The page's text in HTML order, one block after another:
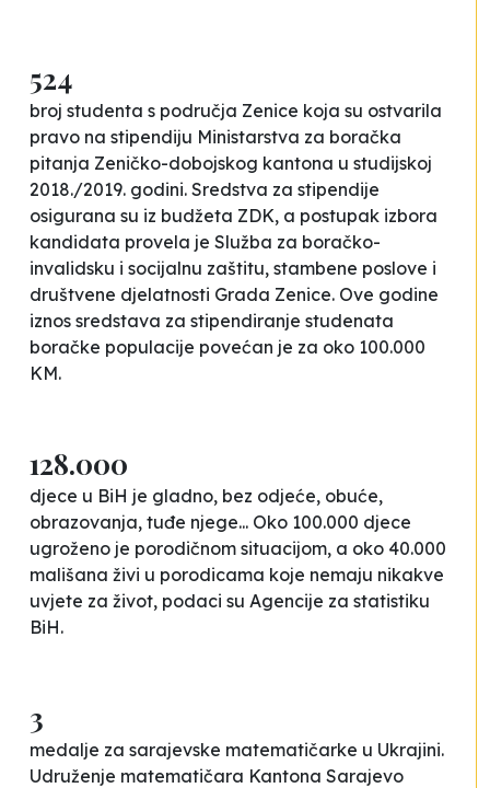
524
broj studenta s područja Zenice koja su ostvarila
pravo na stipendiju Ministarstva za boračka
pitanja Zeničko-dobojskog kantona u studijskoj
2018./2019. godini. Sredstva za stipendije
osigurana su iz budžeta ZDK, a postupak izbora
kandidata provela je Služba za boračko-
invalidsku i socijalnu zaštitu, stambene poslove i
društvene djelatnosti Grada Zenice. Ove godine
iznos sredstava za stipendiranje studenata
boračke populacije povećan je za oko 100.000
KM.
128.000
djece u BiH je gladno, bez odjeće, obuće,
obrazovanja, tuđe njege... Oko 100.000 djece
ugroženo je porodičnom situacijom, a oko 40.000
mališana živi u porodicama koje nemaju nikakve
uvjete za život, podaci su Agencije za statistiku
BiH.
3
medalje za sarajevske matematičarke u Ukrajini.
Udruženje matematičara Kantona Sarajevo